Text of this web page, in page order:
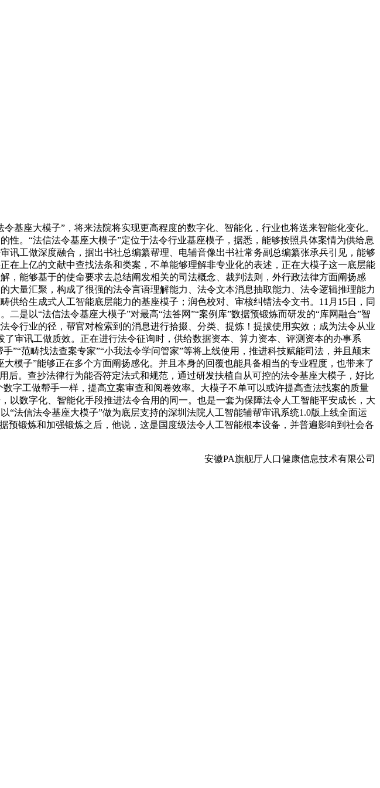
座大模子”，将来法院将实现更高程度的数字化、智能化，行业也将送来智能化变化。
。“法信法令基座大模子”定位于法令行业基座模子，据悉，能够按照具体案情为供给息
工做深度融合，据出书社总编纂帮理、电辅音像出书社常务副总编纂张承兵引见，能够
上亿的文献中查找法条和类案，不单能够理解非专业化的表述，正在大模子这一底层能
能够基于的使命要求去总结阐发相关的司法概念、裁判法则，外行政法律方面阐扬感
量汇聚，构成了很强的法令言语理解能力、法令文本消息抽取能力、法令逻辑推理能力
给生成式人工智能底层能力的基座模子；润色校对、审核纠错法令文书。11月15日，同
是以“法信法令基座大模子”对最高“法答网”“案例库”数据预锻炼而研发的“库网融合”智
行业的径，帮官对检索到的消息进行拾掇、分类、提炼！提拔使用实效；成为法令从业
审讯工做质效。正在进行法令征询时，供给数据资本、算力资本、评测资本的办事系
”“范畴找法查案专家”“小我法令学问管家”等将上线使用，推进科技赋能司法，并且颠末
模子”能够正在多个方面阐扬感化。并且本身的回覆也能具备相当的专业程度，也带来了
。查抄法律行为能否符定法式和规范，通过研发扶植自从可控的法令基座大模子，好比
字工做帮手一样，提高立案审查和阅卷效率。大模子不单可以或许提高查法找案的质量
数字化、智能化手段推进法令合用的同一。也是一套为保障法令人工智能平安成长，大
法信法令基座大模子”做为底层支持的深圳法院人工智能辅帮审讯系统1.0版上线全面运
锻炼和加强锻炼之后，他说，这是国度级法令人工智能根本设备，并普遍影响到社会各
安徽PA旗舰厅人口健康信息技术有限公司